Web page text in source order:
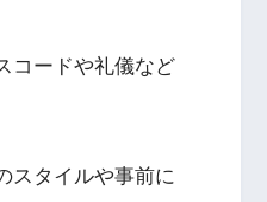
コードや礼儀など
スタイルや事前に